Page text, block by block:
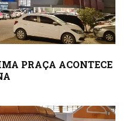
PRAÇA ACONTECE